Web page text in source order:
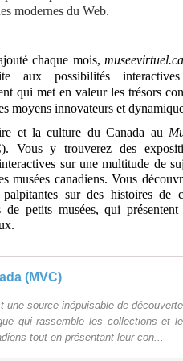
modernes du Web.
chaque mois, museevirtuel.ca
aux possibilités
qui met en valeur les trésors
moyens innovateurs et
et la culture du Canada au
Vous y trouverez des
sur une multitude de
musées canadiens. Vous
sur des histoires de
petits musées, qui présentent
(MVC)
une source inépuisable de
qui rassemble les collections et
tout en présentant leur con...